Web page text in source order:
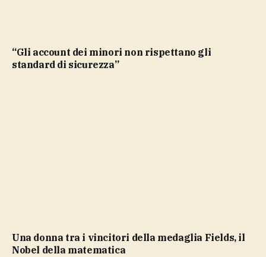
“Gli account dei minori non rispettano gli
standard di sicurezza”
Una donna tra i vincitori della medaglia Fields, il
Nobel della matematica